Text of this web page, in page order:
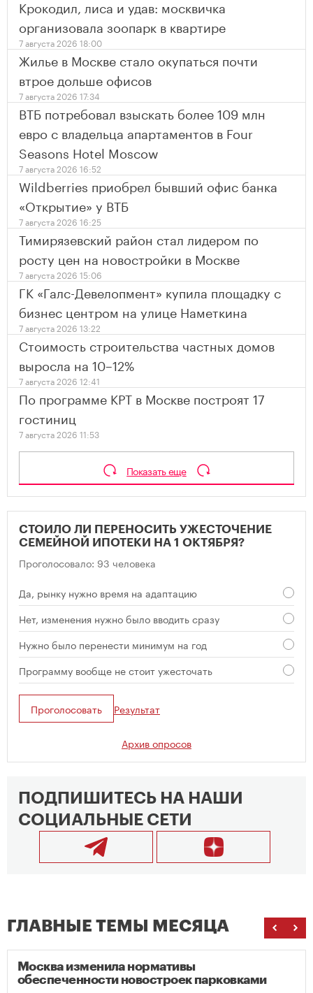
Крокодил, лиса и удав: москвичка
организовала зоопарк в квартире
7 августа 2026 18:00
Жилье в Москве стало окупаться почти
втрое дольше офисов
7 августа 2026 17:34
ВТБ потребовал взыскать более 109 млн
евро с владельца апартаментов в Four
Seasons Hotel Moscow
7 августа 2026 16:52
Wildberries приобрел бывший офис банка
«Открытие» у ВТБ
7 августа 2026 16:25
Тимирязевский район стал лидером по
росту цен на новостройки в Москве
7 августа 2026 15:06
ГК «Галс-Девелопмент» купила площадку с
бизнес центром на улице Наметкина
7 августа 2026 13:22
Стоимость строительства частных домов
выросла на 10–12%
7 августа 2026 12:41
По программе КРТ в Москве построят 17
гостиниц
7 августа 2026 11:53
Показать еще
СТОИЛО ЛИ ПЕРЕНОСИТЬ УЖЕСТОЧЕНИЕ
СЕМЕЙНОЙ ИПОТЕКИ НА 1 ОКТЯБРЯ?
Проголосовало: 93 человека
Да, рынку нужно время на адаптацию
Нет, изменения нужно было вводить сразу
Нужно было перенести минимум на год
Программу вообще не стоит ужесточать
Проголосовать Результат
Архив опросов
ПОДПИШИТЕСЬ НА НАШИ
СОЦИАЛЬНЫЕ СЕТИ
ГЛАВНЫЕ ТЕМЫ МЕСЯЦА
Москва изменила нормативы
обеспеченности новостроек парковками